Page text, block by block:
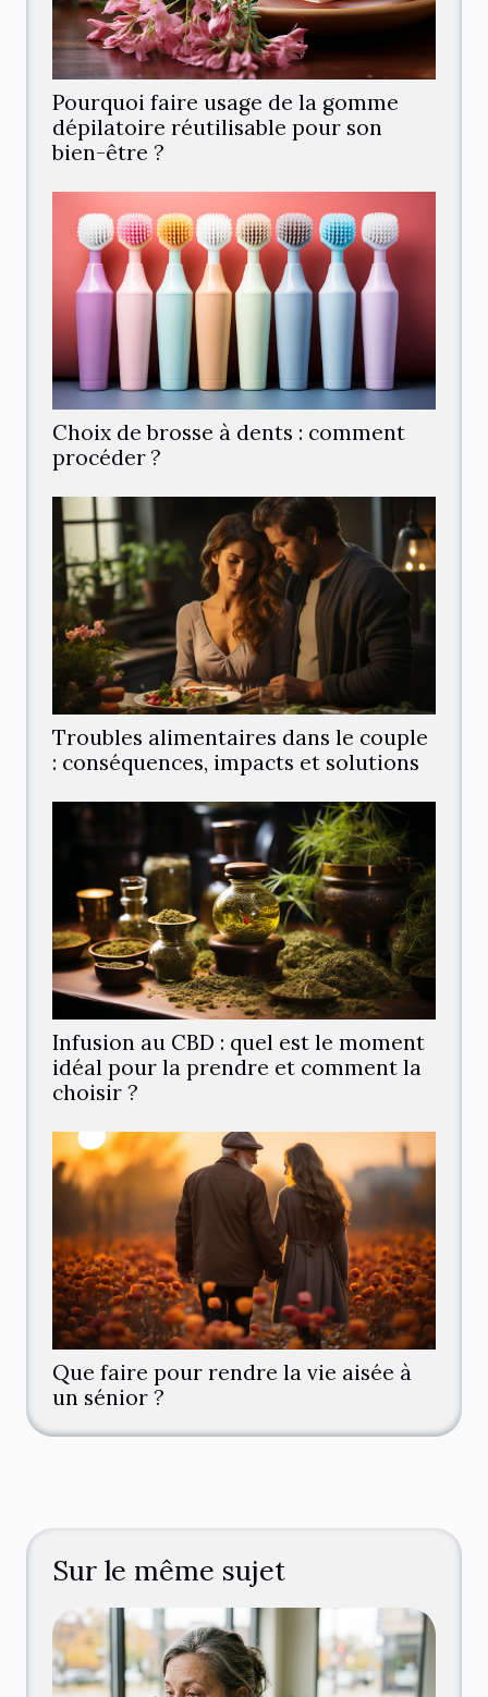
Pourquoi faire usage de la gomme
dépilatoire réutilisable pour son
bien-être ?
Choix de brosse à dents : comment
procéder ?
Troubles alimentaires dans le couple
: conséquences, impacts et solutions
Infusion au CBD : quel est le moment
idéal pour la prendre et comment la
choisir ?
Que faire pour rendre la vie aisée à
un sénior ?
Sur le même sujet